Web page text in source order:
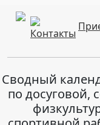
Сводный
по досуговой,